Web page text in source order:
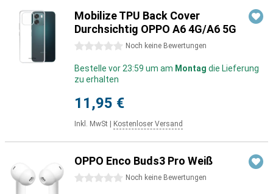
Mobilize TPU Back Cover
Durchsichtig OPPO A6 4G/A6 5G
0 Sterne Noch keine Bewertungen
Bestelle vor 23:59 um am Montag die Lieferung
zu erhalten
11,95 €
Inkl. MwSt Kostenloser Versand
OPPO Enco Buds3 Pro Weiß
0 Sterne Noch keine Bewertungen